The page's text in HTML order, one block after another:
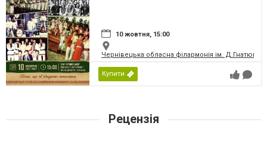
10 жовтня, 15:00
Чернівецька обласна філармонія ім. Д.Гнатюка
Купити
Рецензія